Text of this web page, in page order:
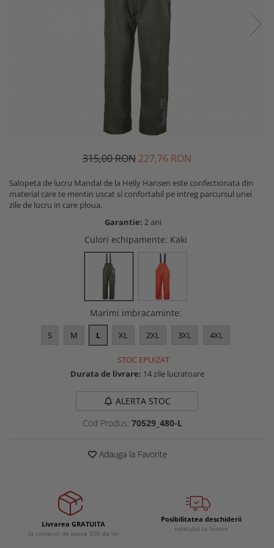
Bluze si hanorace camo
Incaltaminte camo
Accesorii echipamente protectie
Curele si bretele
Alte accesorii echipamente
Echipamente specializate
Echipamente muncitori ferma
Echipamente veterinari
Echipamente trimeri ongloane
Casti si antifoane protectie
Unelte specializate ferma
Ciocane si baroase
Dispozitive fixare
Consumabile scule si unelte
315,00 RON 227,76 RON
Salopeta de lucru Mandal de la Helly Hansen este confectionata din
material care te mentin uscat si confortabil pe intreg parcursul unei
zile de lucru in care ploua.
Garantie: 2 ani
Culori echipamente: Kaki
Marimi imbracaminte:
S M L XL 2XL 3XL 4XL
STOC EPUIZAT
Durata de livrare: 14 zile lucratoare
ALERTA STOC
Cod Produs: 70529_480-L
Adauga la Favorite
Livrarea GRATUITA
la comenzi de peste 500 de lei
Posibilitatea deschiderii
coletului la livrare